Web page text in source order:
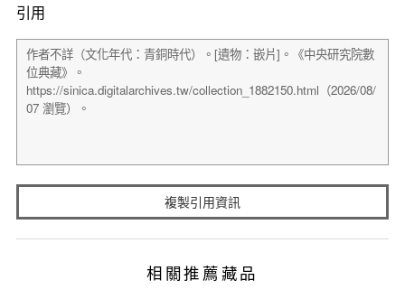
引用
複製引用資訊
相關推薦藏品